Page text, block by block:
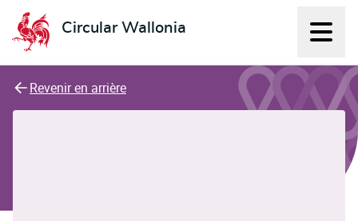
Circular Wallonia
L'économie circulaire
Revenir en arrière